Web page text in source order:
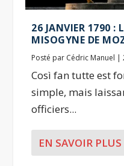
26 JANVIER 1790 :
MISOGYNE DE
Posté par Cédric Manuel |
Così fan tutte est
simple, mais
officiers...
EN SAVOIR PLUS